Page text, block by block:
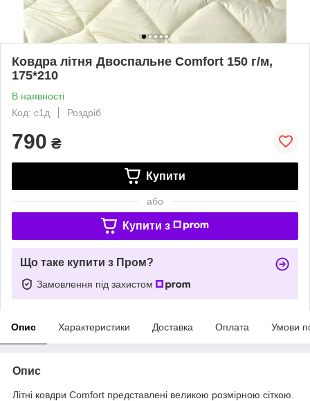
Ковдра літня Двоспальне Comfort 150 г/м,
175*210
В наявності
Код: с1д
Роздріб
790 ₴
Купити
або
Купити з
Що таке купити з Пром?
Замовлення під захистом
Опис Характеристики Доставка Оплата Умови
Опис
Літні ковдри Comfort представлені великою розмірною сіткою.